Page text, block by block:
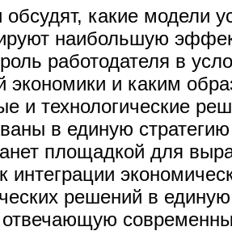
обсудят, какие модели
наибольшую
работодателя в
экономики и каким
и технологические
в единую
площадкой для
интеграции
решений в
отвечающую